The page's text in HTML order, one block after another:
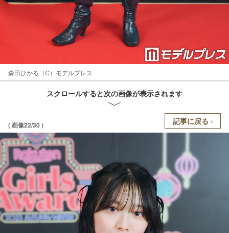
森田ひかる（C）モデルプレス
スクロールすると次の画像が表示されます
( 画像22/30 ) 記事に戻る